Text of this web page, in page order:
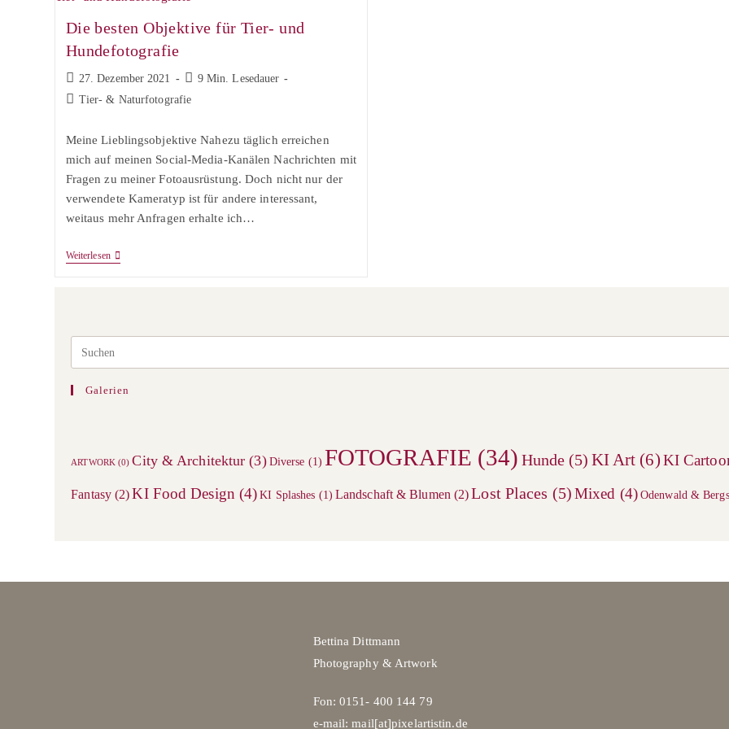
Die besten Objektive für Tier- und
Hundefotografie
Beitrag
veröffentlicht:
27. Dezember 2021 Lesedauer:
9 Min. Lesedauer
Beitrags-
Tier- & Naturfotografie
Meine Lieblingsobjektive Nahezu täglich erreichen
mich auf meinen Social-Media-Kanälen Nachrichten mit
Fragen zu meiner Fotoausrüstung. Doch nicht nur der
verwendete Kameratyp ist für andere interessant,
weitaus mehr Anfragen erhalte ich…
WeiterlesenDie
Hundefotografie
Galerien
ARTWORK (0) City & Architektur (3) Diverse (1) FOTOGRAFIE (34) Hunde (5) KI Art (6)KI
Fantasy(2)KI Food Design (4) KI Splashes (1) Landschaft & Blumen(2)Lost Places (5)Mixed (4)Odenwald &
Bettina Dittmann
Photography & Artwork
Fon: 0151- 400 144 79
e-mail: mail[at]pixelartistin.de